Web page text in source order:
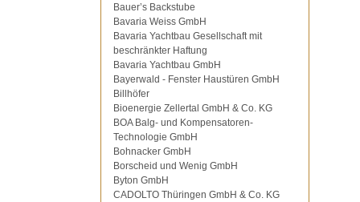
Bauer’s Backstube
Bavaria Weiss GmbH
Bavaria Yachtbau Gesellschaft mit
beschränkter Haftung
Bavaria Yachtbau GmbH
Bayerwald - Fenster Haustüren GmbH
Billhöfer
Bioenergie Zellertal GmbH & Co. KG
BOA Balg- und Kompensatoren-
Technologie GmbH
Bohnacker GmbH
Borscheid und Wenig GmbH
Byton GmbH
CADOLTO Thüringen GmbH & Co. KG